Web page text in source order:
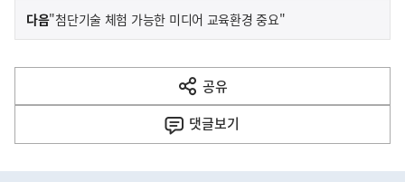
이
전
다
음
다음기
"첨단기술 체험 가능한 미디어 교육환경 중요"
공유
열
기
댓글보기